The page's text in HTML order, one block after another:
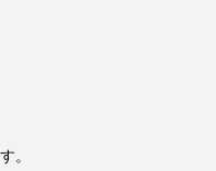
。